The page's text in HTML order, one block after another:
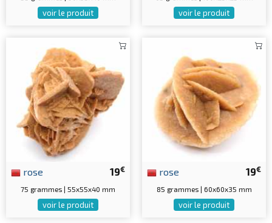
voir le produit voir le produit
19€
rose
75 grammes | 55x55x40 mm
voir le produit
19€
rose
85 grammes | 60x60x35 mm
voir le produit